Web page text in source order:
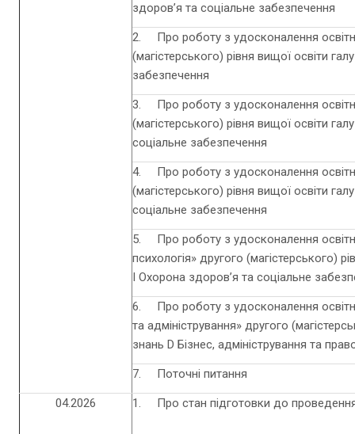
здоров’я та соціальне забезпечення
2. Про роботу з удосконалення
(магістерського) рівня вищої освіти
забезпечення
3. Про роботу з удосконалення
(магістерського) рівня вищої освіти
соціальне забезпечення
4. Про роботу з удосконалення
(магістерського) рівня вищої освіти
соціальне забезпечення
5. Про роботу з удосконалення
психологія» другого (магістерського)
І Охорона здоров’я та соціальне
6. Про роботу з удосконалення
та адміністрування» другого
знань D Бізнес, адміністрування та
7. Поточні питання
04.2026 1. Про стан підготовки до